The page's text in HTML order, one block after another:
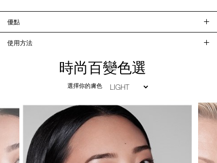
優點
使用方法
時尚百變色選
選擇你的膚色